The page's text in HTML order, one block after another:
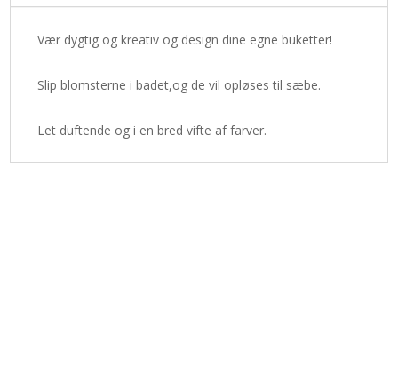
Vær dygtig og kreativ og design dine egne buketter!
Slip blomsterne i badet,og de vil opløses til sæbe.
Let duftende og i en bred vifte af farver.